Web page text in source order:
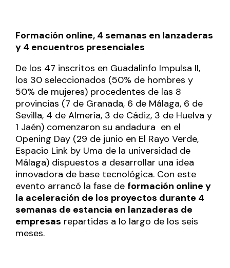
Formación online, 4 semanas en lanzaderas
y 4 encuentros presenciales
De los 47 inscritos en Guadalinfo Impulsa II,
los 30 seleccionados (50% de hombres y
50% de mujeres) procedentes de las 8
provincias (7 de Granada, 6 de Málaga, 6 de
Sevilla, 4 de Almería, 3 de Cádiz, 3 de Huelva y
1 Jaén) comenzaron su andadura en el
Opening Day (29 de junio en El Rayo Verde,
Espacio Link by Uma de la universidad de
Málaga) dispuestos a desarrollar una idea
innovadora de base tecnológica. Con este
evento arrancó la fase de formación online y
la aceleración de los proyectos durante 4
semanas de estancia en lanzaderas de
empresas repartidas a lo largo de los seis
meses.